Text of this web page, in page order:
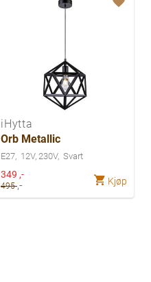
iHytta
Orb Metallic
E27 12V, 230V Svart
Spesialpris
349 ,-
495,- Kjøp